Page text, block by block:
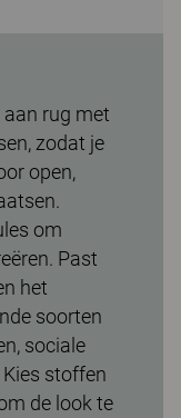
rug met
zodat je
open,
om
Past
het
soorten
sociale
stoffen
de look te